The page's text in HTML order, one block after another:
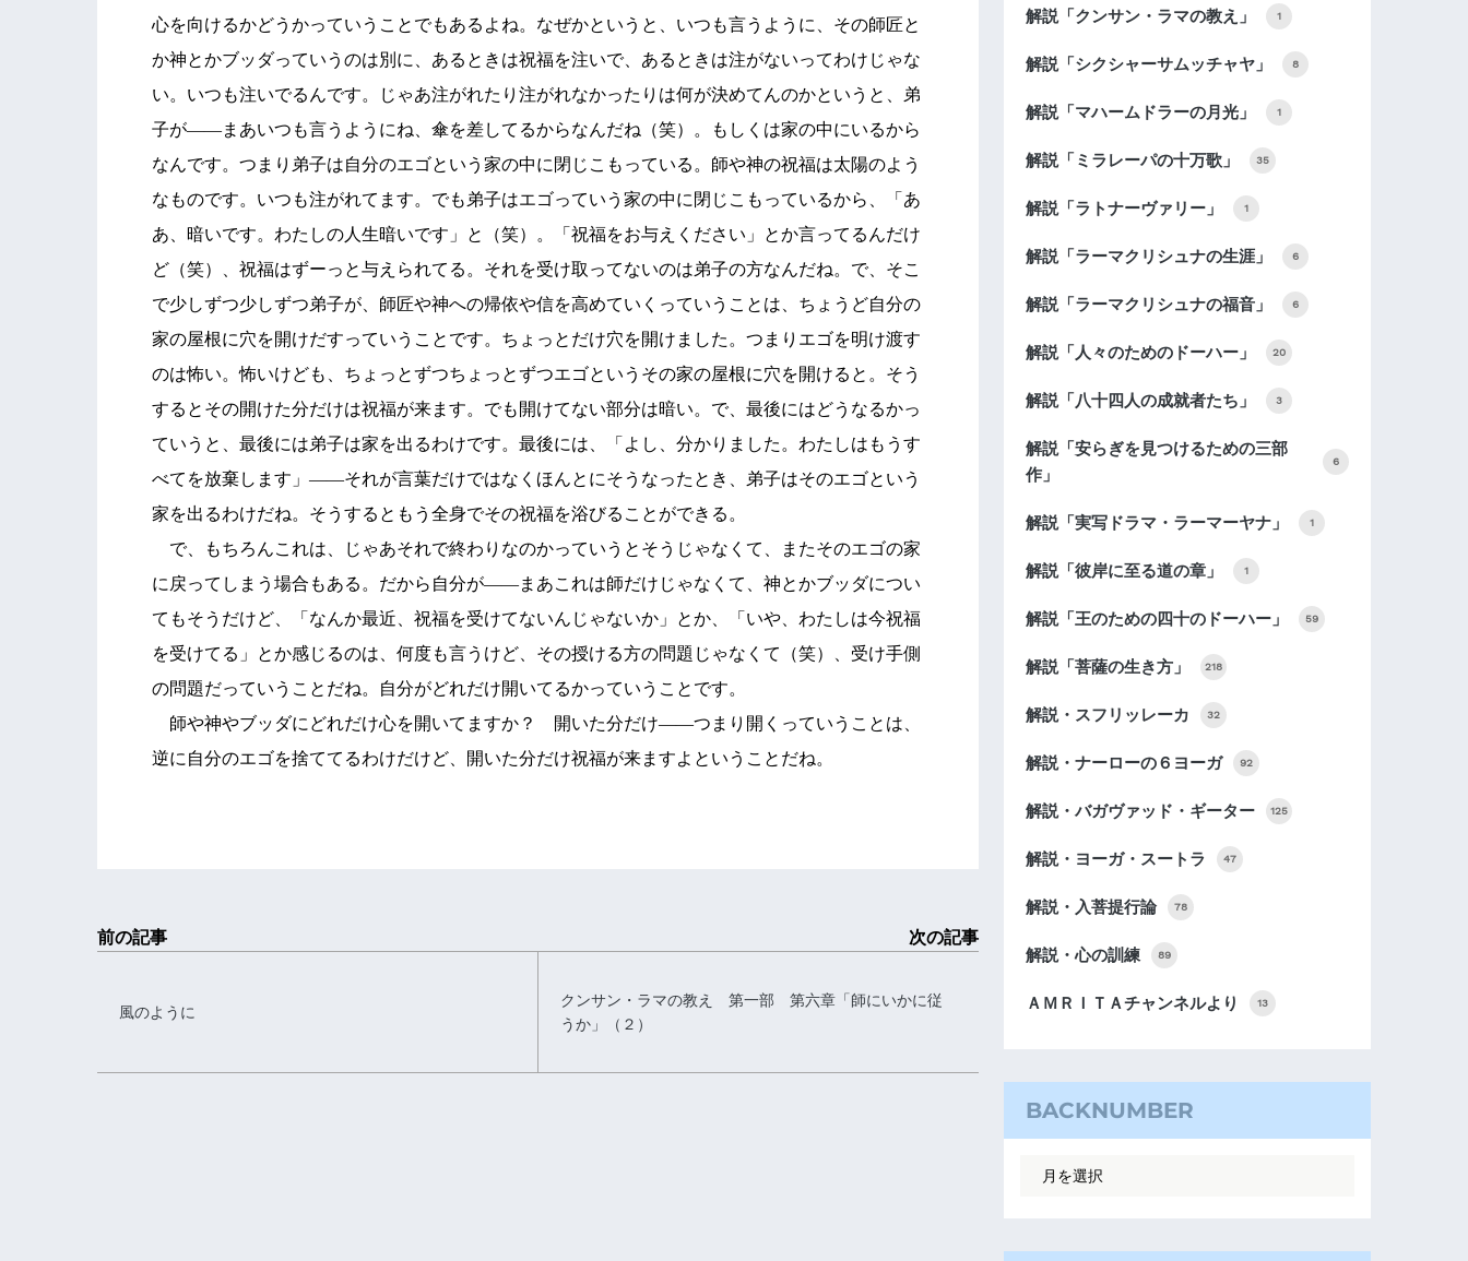
心を向けるかどうかっていうことでもあるよね。なぜかというと、いつも言うように、その師匠と
か神とかブッダっていうのは別に、あるときは祝福を注いで、あるときは注がないってわけじゃな
い。いつも注いでるんです。じゃあ注がれたり注がれなかったりは何が決めてんのかというと、弟
子が――まあいつも言うようにね、傘を差してるからなんだね（笑）。もしくは家の中にいるから
なんです。つまり弟子は自分のエゴという家の中に閉じこもっている。師や神の祝福は太陽のよう
なものです。いつも注がれてます。でも弟子はエゴっていう家の中に閉じこもっているから、「あ
あ、暗いです。わたしの人生暗いです」と（笑）。「祝福をお与えください」とか言ってるんだけ
ど（笑）、祝福はずーっと与えられてる。それを受け取ってないのは弟子の方なんだね。で、そこ
で少しずつ少しずつ弟子が、師匠や神への帰依や信を高めていくっていうことは、ちょうど自分の
家の屋根に穴を開けだすっていうことです。ちょっとだけ穴を開けました。つまりエゴを明け渡す
のは怖い。怖いけども、ちょっとずつちょっとずつエゴというその家の屋根に穴を開けると。そう
するとその開けた分だけは祝福が来ます。でも開けてない部分は暗い。で、最後にはどうなるかっ
ていうと、最後には弟子は家を出るわけです。最後には、「よし、分かりました。わたしはもうす
べてを放棄します」――それが言葉だけではなくほんとにそうなったとき、弟子はそのエゴという
家を出るわけだね。そうするともう全身でその祝福を浴びることができる。
で、もちろんこれは、じゃあそれで終わりなのかっていうとそうじゃなくて、またそのエゴの家
に戻ってしまう場合もある。だから自分が――まあこれは師だけじゃなくて、神とかブッダについ
てもそうだけど、「なんか最近、祝福を受けてないんじゃないか」とか、「いや、わたしは今祝福
を受けてる」とか感じるのは、何度も言うけど、その授ける方の問題じゃなくて（笑）、受け手側
の問題だっていうことだね。自分がどれだけ開いてるかっていうことです。
師や神やブッダにどれだけ心を開いてますか？ 開いた分だけ――つまり開くっていうことは、
逆に自分のエゴを捨ててるわけだけど、開いた分だけ祝福が来ますよということだね。
前の記事
風のように
次の記事
クンサン・ラマの教え 第一部 第六章「師にいかに従
うか」（２）
解説「クンサン・ラマの教え」 1
解説「シクシャーサムッチャヤ」 8
解説「マハームドラーの月光」 1
解説「ミラレーパの十万歌」 35
解説「ラトナーヴァリー」 1
解説「ラーマクリシュナの生涯」 6
解説「ラーマクリシュナの福音」 6
解説「人々のためのドーハー」 20
解説「八十四人の成就者たち」 3
解説「安らぎを見つけるための三部
作」
6
解説「実写ドラマ・ラーマーヤナ」 1
解説「彼岸に至る道の章」 1
解説「王のための四十のドーハー」 59
解説「菩薩の生き方」 218
解説・スフリッレーカ 32
解説・ナーローの６ヨーガ 92
解説・バガヴァッド・ギーター 125
解説・ヨーガ・スートラ 47
解説・入菩提行論 78
解説・心の訓練 89
ＡＭＲＩＴＡチャンネルより 13
BACKNUMBER